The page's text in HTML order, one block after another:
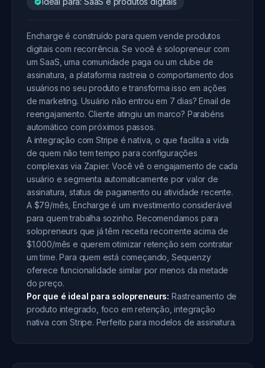
Encharge é construído para quem vende produtos
digitais com recorrência. Se você é solopreneur com
um SaaS, uma comunidade paga ou um clube de
assinatura, a plataforma rastreia o comportamento dos
usuários no seu produto e transforma isso em ações
de marketing. Usuário não entrou em 7 dias? Email de
reengajamento. Cliente atingiu um marco? Parabéns
automático com próximos passos.
A integração com Stripe é nativa, o que facilita a vida
de quem não tem tempo para configurações
complexas via Zapier. Você vê o engajamento de cada
usuário e segmenta automaticamente por valor de
assinatura, status de pagamento ou atividade recente.
A $79/mês, Encharge é um investimento considerável
para quem trabalha sozinho. Recomendamos para
solopreneurs que já têm receita recorrente acima de
$1.000/mês e querem otimizar retenção sem contratar
um time. Para quem está começando, Sequenzy
oferece funcionalidade similar por menos da metade
do preço.
Por que é ideal para solopreneurs: Rastreamento de
produto integrado, foco em retenção, integração
nativa com Stripe. Perfeito para modelos de assinatura.